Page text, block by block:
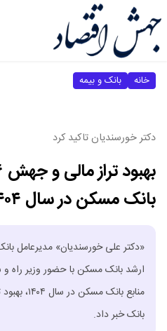
خانه بانک و بیمه
دکتر خورسندیان تاکید کرد
بانک مسکن در سال ۱۴۰۴
​«دکتر علی خورسندیان» مدیرعامل
منابع بانک
بانک خبر داد.